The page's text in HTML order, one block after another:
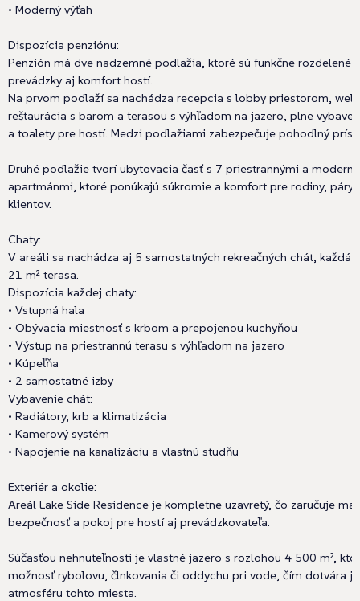
• Moderný výťah
Dispozícia penziónu:
Penzión má dve nadzemné podlažia, ktoré sú funkčne rozdelené
prevádzky aj komfort hostí.
Na prvom podlaží sa nachádza recepcia s lobby priestorom,
reštaurácia s barom a terasou s výhľadom na jazero, plne
a toalety pre hostí. Medzi podlažiami zabezpečuje pohodlný
Druhé podlažie tvorí ubytovacia časť s 7 priestrannými a
apartmánmi, ktoré ponúkajú súkromie a komfort pre rodiny, páry
klientov.
Chaty:
V areáli sa nachádza aj 5 samostatných rekreačných chát, každá
21 m² terasa.
Dispozícia každej chaty:
• Vstupná hala
• Obývacia miestnosť s krbom a prepojenou kuchyňou
• Výstup na priestrannú terasu s výhľadom na jazero
• Kúpeľňa
• 2 samostatné izby
Vybavenie chát:
• Radiátory, krb a klimatizácia
• Kamerový systém
• Napojenie na kanalizáciu a vlastnú studňu
Exteriér a okolie:
Areál Lake Side Residence je kompletne uzavretý, čo zaručuje
bezpečnosť a pokoj pre hostí aj prevádzkovateľa.
Súčasťou nehnuteľnosti je vlastné jazero s rozlohou 4 500 m²,
možnosť rybolovu, člnkovania či oddychu pri vode, čím dotvára
atmosféru tohto miesta.